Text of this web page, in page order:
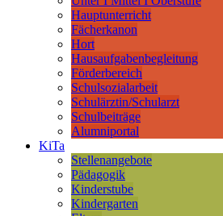
Hauptunterricht
Fächerkanon
Hort
Hausaufgabenbegleitung
Förderbereich
Schulsozialarbeit
Schulärztin/Schularzt
Schulbeiträge
Alumniportal
KiTa
Stellenangebote
Pädagogik
Kinderstube
Kindergarten